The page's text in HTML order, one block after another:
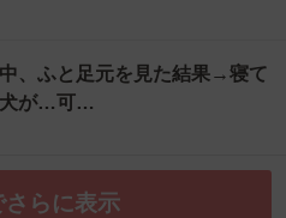
、ふと足元を見た結果→寝て
犬が…可…
さらに表示